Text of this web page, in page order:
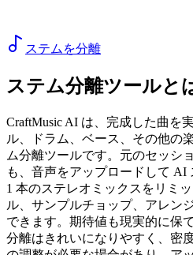
ステムを分離
ステム分離ツールと
CraftMusic AI は、完成した曲を
ル、ドラム、ベース、その他の
ム分離ツールです。元のセッシ
も、音声をアップロードして AI
1 本のステレオミックスをリミ
ル、サンプルチョップ、アレン
できます。期待値も現実的に保
分離はきれいになりやすく、密